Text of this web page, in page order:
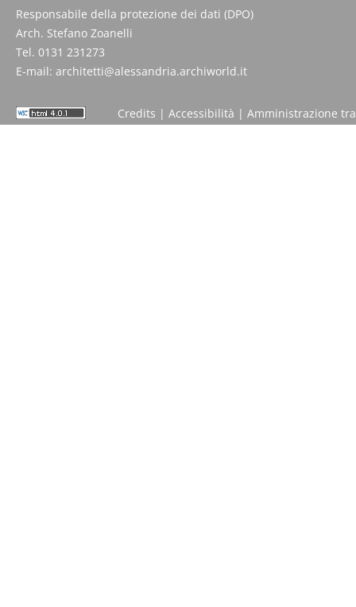
Responsabile della protezione dei dati (DPO)
Arch. Stefano Zoanelli
Tel. 0131 231273
E-mail: architetti@alessandria.archiworld.it
Credits | Accessibilità | Amministrazione